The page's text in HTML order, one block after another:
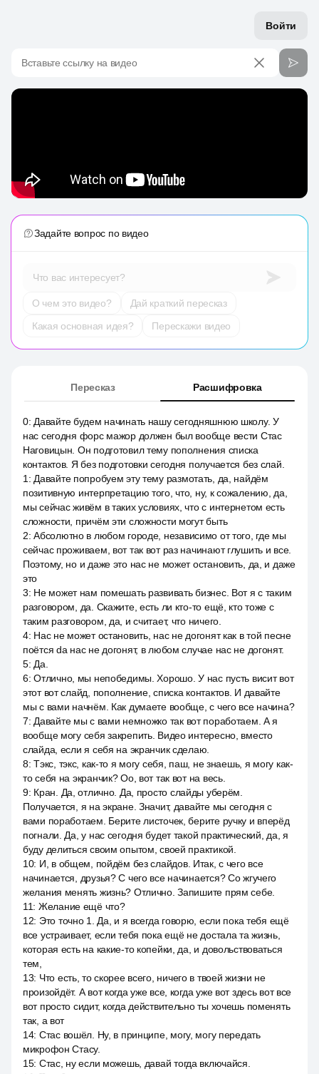
Войти
Вставьте ссылку на видео
Задайте вопрос по видео
Что вас интересует?
О чем это видео?
Дай краткий пересказ
Какая основная идея?
Перескажи видео
Пересказ Расшифровка
0: Давайте будем начинать нашу сегодняшнюю школу. У
нас сегодня форс мажор должен был вообще вести Стас
Наговицын. Он подготовил тему пополнения списка
контактов. Я без подготовки сегодня получается без слай.
1 : Давайте попробуем эту тему размотать, да, найдём
позитивную интерпретацию того, что, ну, к сожалению, да,
мы сейчас живём в таких условиях, что с интернетом есть
сложности, причём эти сложности могут быть
2:Абсолютно в любом городе, независимо от того, где мы
сейчас проживаем, вот так вот раз начинают глушить и все.
Поэтому, но и даже это нас не может остановить, да, и даже
это
3: Не может нам помешать развивать бизнес. Вот я с таким
разговором, да. Скажите, есть ли кто-то ещё, кто тоже с
таким разговором, да, и считает, что ничего.
4: Нас не может остановить, нас не догонят как в той песне
поётся da нас не догонят, в любом случае нас не догонят.
5: Да.
6:Отлично, мы непобедимы. Хорошо. У нас пусть висит вот
этот вот слайд, пополнение, списка контактов. И давайте
мы с вами начнём. Как думаете вообще, с чего все начина?
7: Давайте мы с вами немножко так вот поработаем. А я
вообще могу себя закрепить. Видео интересно, вместо
слайда, если я себя на экранчик сделаю.
8:Тэкс, тэкс, как-то я могу себя, паш, не знаешь, я могу как-
то себя на экранчик? Оо, вот так вот на весь.
9: Кран. Да, отлично. Да, просто слайды уберём.
Получается, я на экране. Значит, давайте мы сегодня с
вами поработаем. Берите листочек, берите ручку и вперёд
погнали. Да, у нас сегодня будет такой практический, да, я
буду делиться своим опытом, своей практикой.
10: И, в общем, пойдём без слайдов. Итак, с чего все
начинается, друзья? С чего все начинается? Со жгучего
желания менять жизнь? Отлично. Запишите прям себе.
11: Желание ещё что?
12: Это точно 1. Да, и я всегда говорю, если пока тебя ещё
все устраивает, если тебя пока ещё не достала та жизнь,
которая есть на какие-то копейки, да, и довольствоваться
тем,
13: Что есть, то скорее всего, ничего в твоей жизни не
произойдёт. А вот когда уже все, когда уже вот здесь вот все
вот просто сидит, когда действительно ты хочешь поменять
так, а вот
14: Стас вошёл. Ну, в принципе, могу, могу передать
микрофон Стасу.
15: Стас, ну если можешь, давай тогда включайся.